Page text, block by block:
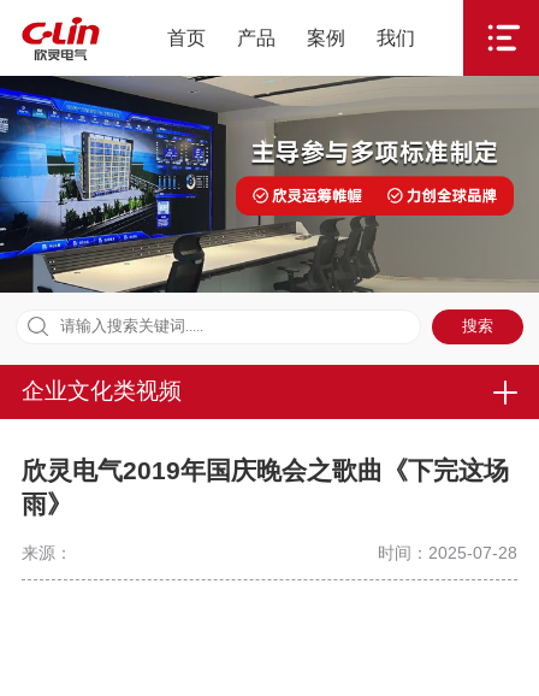
首页 产品 案例 我们
企业文化类视频
欣灵电气2019年国庆晚会之歌曲《下完这场
雨》
来源： 时间：2025-07-28